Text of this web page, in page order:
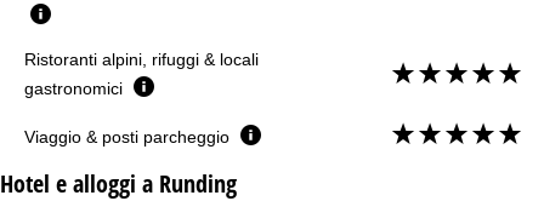
Ristoranti alpini, rifuggi & locali
gastronomici
Viaggio & posti parcheggio
Hotel e alloggi a Runding